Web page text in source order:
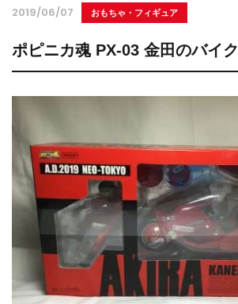
2019/06/07 おもちゃ・フィギュア
ポピニカ魂 PX-03 金田のバイク